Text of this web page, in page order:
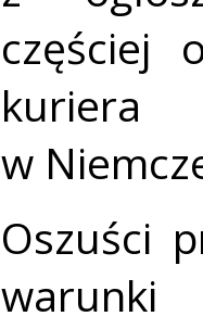
częściej
kuriera
w
Oszuści